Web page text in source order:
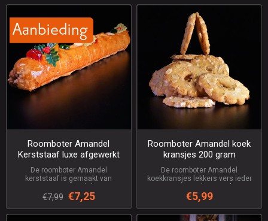
Roomboter Amandel
Kerststaaf luxe afgewerkt
De roomboter Amandel
kerststaaf is gemaakt van
zuivere 100 % amandelspijs van
de beste geselecteerde
amandelen
€7,99 €7,25
Roomboter Amandel koek
kransjes 200 gram
De roomboter Amandel
koekkransjes lekkers vers ieder
jaar weer een traktatie Pakje van
200 gram
€5,99